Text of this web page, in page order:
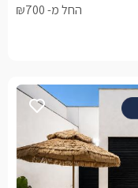
החל מ- ₪700